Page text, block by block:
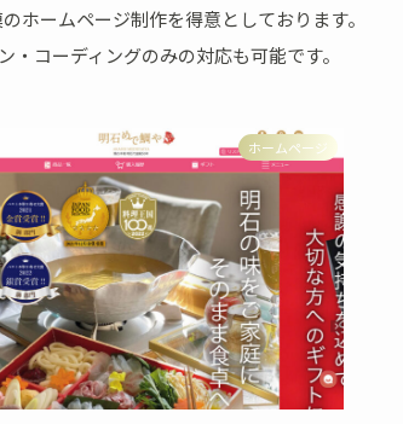
ホームページ制作を得意としております。
コーディングのみの対応も可能です。
ホームページ